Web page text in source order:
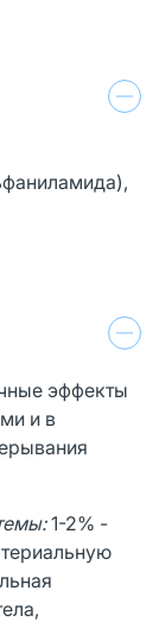
эффекты
и в
1-2% -